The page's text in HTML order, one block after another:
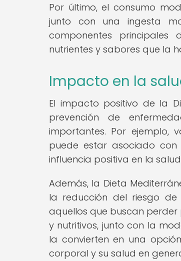
Por último, el consumo
junto con una ingesta
componentes
nutrientes y sabores que la
Impacto en la
El impacto positivo de la
prevención de
importantes. Por ejemplo,
puede estar asociado
influencia positiva en la
Además, la Dieta
la reducción del riesgo
aquellos que buscan perder
y nutritivos, junto con la
la convierten en una
corporal y su salud en